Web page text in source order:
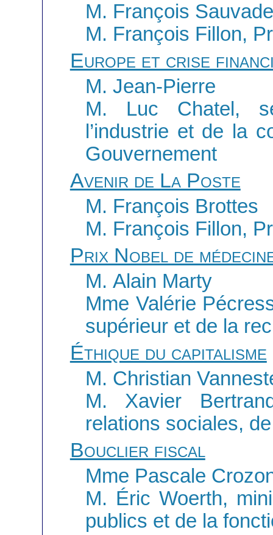
M. François
M. François Fillon,
Europe et crise
M. Jean-Pierre
M. Luc Chatel,
l’industrie et de la
Gouvernement
Avenir de La Poste
M. François Brottes
M. François Fillon,
Prix Nobel de
M. Alain Marty
Mme Valérie
supérieur et de la
Éthique du capitalisme
M. Christian
M. Xavier
relations sociales,
Bouclier fiscal
Mme Pascale
M. Éric Woerth,
publics et de la